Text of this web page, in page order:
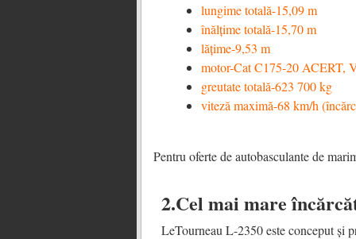
lungime totală-15,09 m
înălțime totală-15,70 m
lățime-9,53 m
motor-Cat C175-20 ACERT,
greutate totală-623 700 kg
viteză maximă-68 km/h
Pentru oferte de autobasculante de
2.Cel mai mare
LeTourneau L-2350 este conceput și